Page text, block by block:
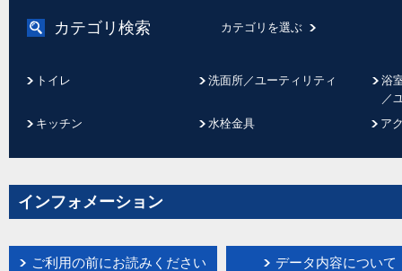
カテゴリ検索 カテゴリを選ぶ
トイレ 洗面所／ユーティリティ
浴
／
キッチン
水栓金具 ア
インフォメーション
ご利用の前にお読みください データ内容について